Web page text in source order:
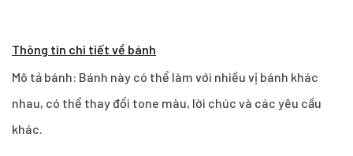
Thông tin chi tiết về bánh
Mô tả bánh: Bánh này có thể làm với nhiều vị bánh khác
nhau, có thể thay đổi tone màu, lời chúc và các yêu cầu
khác.